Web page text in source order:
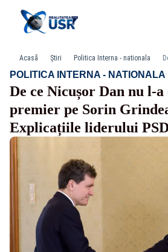
Acasă Știri Politica Interna - nationala
POLITICA INTERNA - NATIONALA·
De ce Nicușor Dan nu l-a
premier pe Sorin
Explicațiile liderului